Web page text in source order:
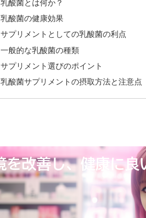
乳酸菌とは何か？
乳酸菌の健康効果
サプリメントとしての乳酸菌の利点
一般的な乳酸菌の種類
サプリメント選びのポイント
乳酸菌サプリメントの摂取方法と注意点